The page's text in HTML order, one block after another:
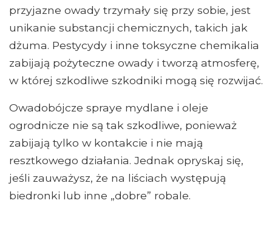
przyjazne owady trzymały się przy sobie, jest
unikanie substancji chemicznych, takich jak
dżuma. Pestycydy i inne toksyczne chemikalia
zabijają pożyteczne owady i tworzą atmosferę,
w której szkodliwe szkodniki mogą się rozwijać.
Owadobójcze spraye mydlane i oleje
ogrodnicze nie są tak szkodliwe, ponieważ
zabijają tylko w kontakcie i nie mają
resztkowego działania. Jednak opryskaj się,
jeśli zauważysz, że na liściach występują
biedronki lub inne „dobre” robale.